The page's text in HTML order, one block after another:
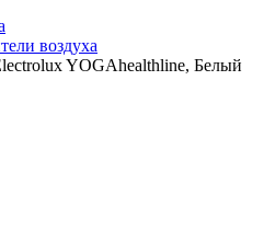
воздуха
YOGAhealthline, Белый